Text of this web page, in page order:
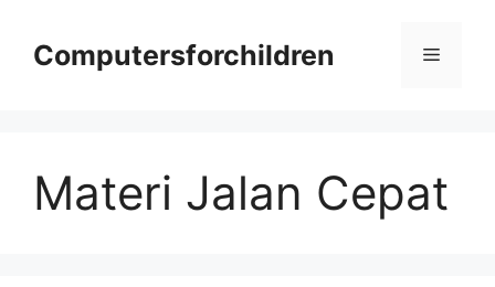
contentComputersforchildren Menu
Materi Jalan Cepat